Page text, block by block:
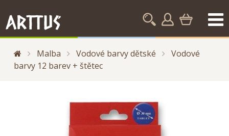
Malba Vodové barvy dětské
Vodové
barvy 12 barev + štětec